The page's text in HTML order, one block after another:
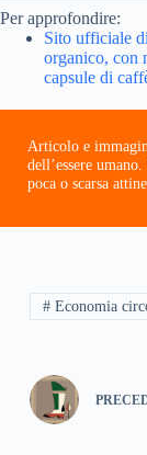
Per approfondire:
Sito ufficiale
organico, con
capsule di
Articolo e
dell’essere
poca o scarsa
# Economia